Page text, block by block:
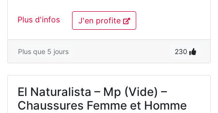
Plus d'infos J'en profite
Plus que 5 jours 230
El Naturalista – Mp (Vide) –
Chaussures Femme et Homme